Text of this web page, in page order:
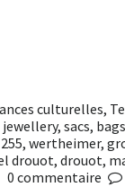
culturelles,
jewellery, sacs, bags
255, wertheimer,
drouot, drouot,
0 commentaire